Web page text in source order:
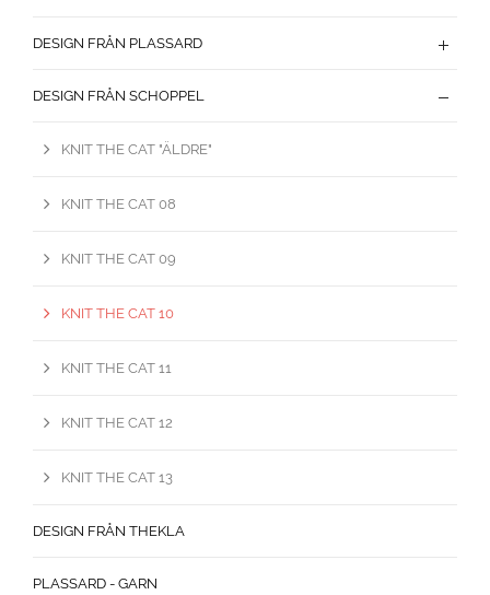
DESIGN FRÅN PLASSARD
DESIGN FRÅN SCHOPPEL
KNIT THE CAT "ÄLDRE"
KNIT THE CAT 08
KNIT THE CAT 09
KNIT THE CAT 10
KNIT THE CAT 11
KNIT THE CAT 12
KNIT THE CAT 13
DESIGN FRÅN THEKLA
PLASSARD - GARN